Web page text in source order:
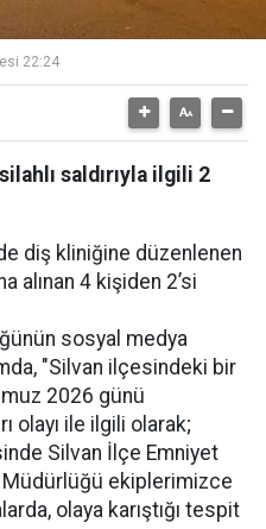
22:24
saldırıyla ilgili 2
diş kliniğine düzenlenen
alınan 4 kişiden 2’si
sosyal medya
"Silvan ilçesindeki bir
2026 günü
olayı ile ilgili olarak;
Silvan İlçe Emniyet
ekiplerimizce
olaya karıştığı tespit